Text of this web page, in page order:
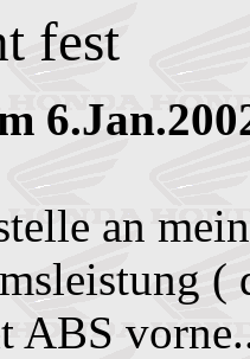
fest
an
(
ABS